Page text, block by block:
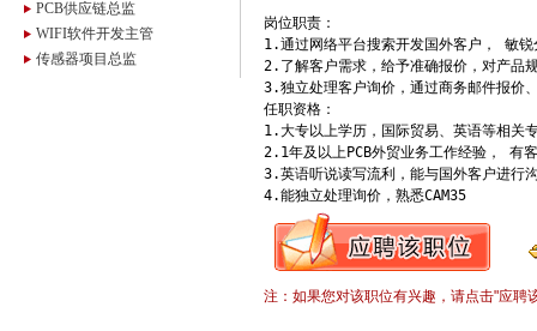
PCB供应链总监
WIFI软件开发主管
传感器项目总监
岗位职责：
1.通过网络平台搜索开发国外客户， 敏
2.了解客户需求，给予准确报价，对产品
3.独立处理客户询价，通过商务邮件报价
任职资格：
1.大专以上学历，国际贸易、英语等相关
2.1年及以上PCB外贸业务工作经验， 有
3.英语听说读写流利，能与国外客户进行
4.能独立处理询价，熟悉CAM35
注：如果您对该职位有兴趣，请点击"应聘